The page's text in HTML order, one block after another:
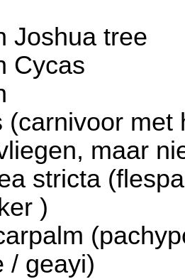
Joshua tree
Cycas
(carnivoor
maar
stricta
)
/ geayi)